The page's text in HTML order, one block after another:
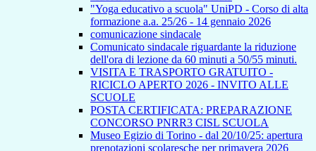
"Yoga educativo a scuola" UniPD - Corso di alta
formazione a.a. 25/26 - 14 gennaio 2026
comunicazione sindacale
Comunicato sindacale riguardante la riduzione
dell'ora di lezione da 60 minuti a 50/55 minuti.
VISITA E TRASPORTO GRATUITO -
RICICLO APERTO 2026 - INVITO ALLE
SCUOLE
POSTA CERTIFICATA: PREPARAZIONE
CONCORSO PNRR3 CISL SCUOLA
Museo Egizio di Torino - dal 20/10/25: apertura
prenotazioni scolaresche per primavera 2026